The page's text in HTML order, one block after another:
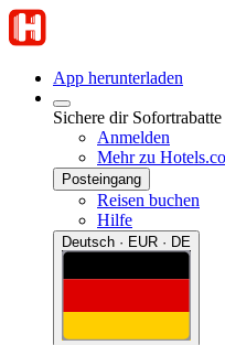
App herunterladen
Sichere dir
Anmelden
Mehr zu
Posteingang
Reisen buchen
Hilfe
Deutsch · EUR · DE